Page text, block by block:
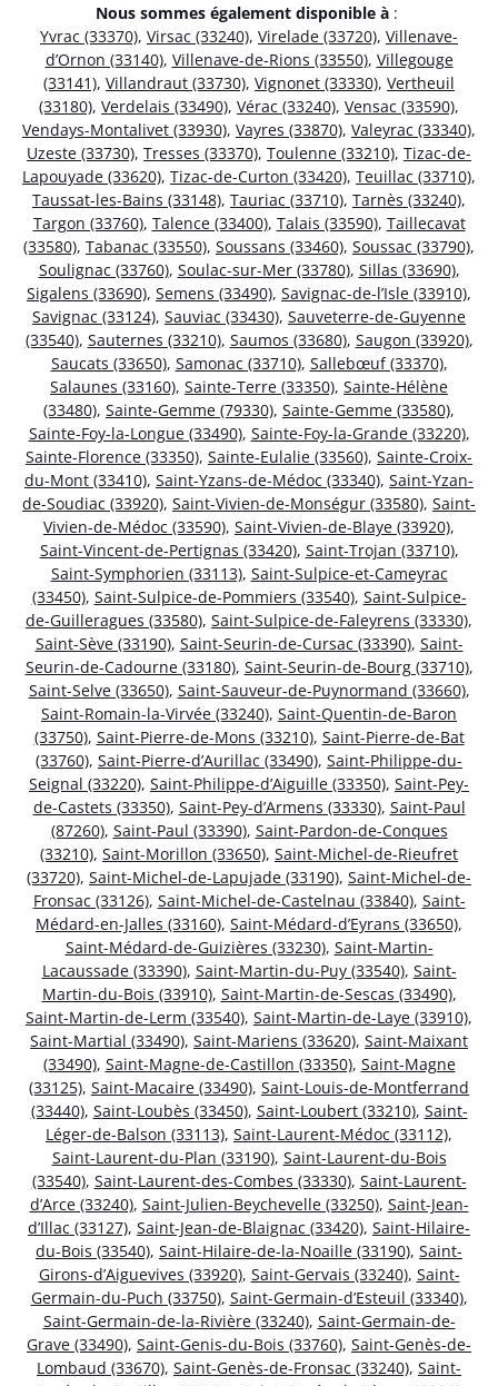
Nous sommes également disponible à :
Yvrac (33370), Virsac (33240), Virelade (33720), Villenave-
d’Ornon (33140), Villenave-de-Rions (33550), Villegouge
(33141), Villandraut (33730), Vignonet (33330), Vertheuil
(33180), Verdelais (33490), Vérac (33240), Vensac (33590),
Vendays-Montalivet (33930), Vayres (33870), Valeyrac (33340),
Uzeste (33730), Tresses (33370), Toulenne (33210), Tizac-de-
Lapouyade (33620), Tizac-de-Curton (33420), Teuillac (33710),
Taussat-les-Bains (33148), Tauriac (33710), Tarnès (33240),
Targon (33760), Talence (33400), Talais (33590), Taillecavat
(33580), Tabanac (33550), Soussans (33460), Soussac (33790),
Soulignac (33760), Soulac-sur-Mer (33780), Sillas (33690),
Sigalens (33690), Semens (33490), Savignac-de-l’Isle (33910),
Savignac (33124), Sauviac (33430), Sauveterre-de-Guyenne
(33540), Sauternes (33210), Saumos (33680), Saugon (33920),
Saucats (33650), Samonac (33710), Sallebœuf (33370),
Salaunes (33160), Sainte-Terre (33350), Sainte-Hélène
(33480), Sainte-Gemme (79330), Sainte-Gemme (33580),
Sainte-Foy-la-Longue (33490), Sainte-Foy-la-Grande (33220),
Sainte-Florence (33350), Sainte-Eulalie (33560), Sainte-Croix-
du-Mont (33410), Saint-Yzans-de-Médoc (33340), Saint-Yzan-
de-Soudiac (33920), Saint-Vivien-de-Monségur (33580), Saint-
Vivien-de-Médoc (33590), Saint-Vivien-de-Blaye (33920),
Saint-Vincent-de-Pertignas (33420), Saint-Trojan (33710),
Saint-Symphorien (33113), Saint-Sulpice-et-Cameyrac
(33450), Saint-Sulpice-de-Pommiers (33540), Saint-Sulpice-
de-Guilleragues (33580), Saint-Sulpice-de-Faleyrens (33330),
Saint-Sève (33190), Saint-Seurin-de-Cursac (33390), Saint-
Seurin-de-Cadourne (33180), Saint-Seurin-de-Bourg (33710),
Saint-Selve (33650), Saint-Sauveur-de-Puynormand (33660),
Saint-Romain-la-Virvée (33240), Saint-Quentin-de-Baron
(33750), Saint-Pierre-de-Mons (33210), Saint-Pierre-de-Bat
(33760), Saint-Pierre-d’Aurillac (33490), Saint-Philippe-du-
Seignal (33220), Saint-Philippe-d’Aiguille (33350), Saint-Pey-
de-Castets (33350), Saint-Pey-d’Armens (33330), Saint-Paul
(87260), Saint-Paul (33390), Saint-Pardon-de-Conques
(33210), Saint-Morillon (33650), Saint-Michel-de-Rieufret
(33720), Saint-Michel-de-Lapujade (33190), Saint-Michel-de-
Fronsac (33126), Saint-Michel-de-Castelnau (33840), Saint-
Médard-en-Jalles (33160), Saint-Médard-d’Eyrans (33650),
Saint-Médard-de-Guizières (33230), Saint-Martin-
Lacaussade (33390), Saint-Martin-du-Puy (33540), Saint-
Martin-du-Bois (33910), Saint-Martin-de-Sescas (33490),
Saint-Martin-de-Lerm (33540), Saint-Martin-de-Laye (33910),
Saint-Martial (33490), Saint-Mariens (33620), Saint-Maixant
(33490), Saint-Magne-de-Castillon (33350), Saint-Magne
(33125), Saint-Macaire (33490), Saint-Louis-de-Montferrand
(33440), Saint-Loubès (33450), Saint-Loubert (33210), Saint-
Léger-de-Balson (33113), Saint-Laurent-Médoc (33112),
Saint-Laurent-du-Plan (33190), Saint-Laurent-du-Bois
(33540), Saint-Laurent-des-Combes (33330), Saint-Laurent-
d’Arce (33240), Saint-Julien-Beychevelle (33250), Saint-Jean-
d’Illac (33127), Saint-Jean-de-Blaignac (33420), Saint-Hilaire-
du-Bois (33540), Saint-Hilaire-de-la-Noaille (33190), Saint-
Girons-d’Aiguevives (33920), Saint-Gervais (33240), Saint-
Germain-du-Puch (33750), Saint-Germain-d’Esteuil (33340),
Saint-Germain-de-la-Rivière (33240), Saint-Germain-de-
Grave (33490), Saint-Genis-du-Bois (33760), Saint-Genès-de-
Lombaud (33670), Saint-Genès-de-Fronsac (33240), Saint-